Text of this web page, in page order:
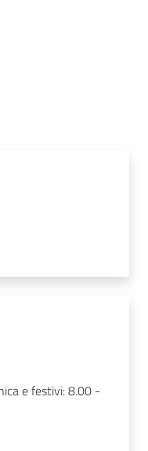
e festivi: 8.00 -